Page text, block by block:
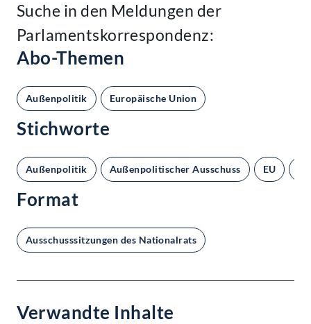
Suche in den Meldungen der
Parlamentskorrespondenz:
Abo-Themen
Außenpolitik Europäische Union
Stichworte
Außenpolitik Außenpolitischer Ausschuss EU
Format
Ausschusssitzungen des Nationalrats
Verwandte Inhalte